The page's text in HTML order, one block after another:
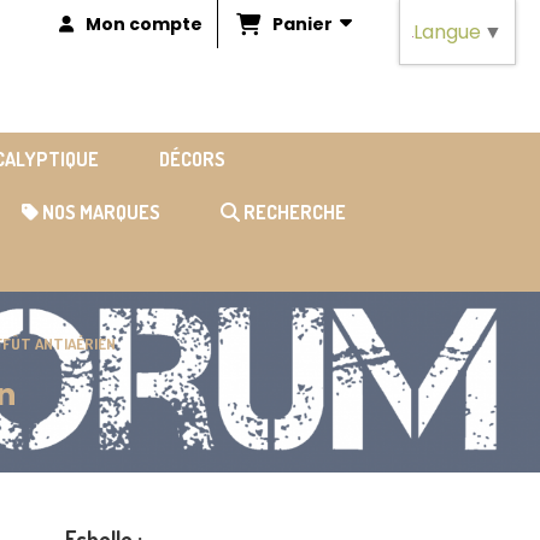
Mon compte Panier
DÉCORS
NOS MARQUES RECHERCHE
ANTIAÉRIEN
Langue ▼